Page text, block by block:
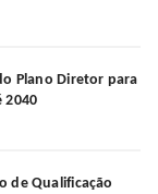
Plano Diretor para
2040
de Qualificação